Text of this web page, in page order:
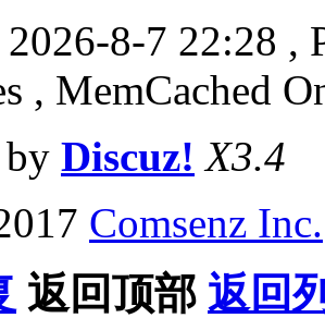
8-7 22:28 ,
, MemCached
by Discuz! X3.4
Comsenz Inc.
返回顶部 返回